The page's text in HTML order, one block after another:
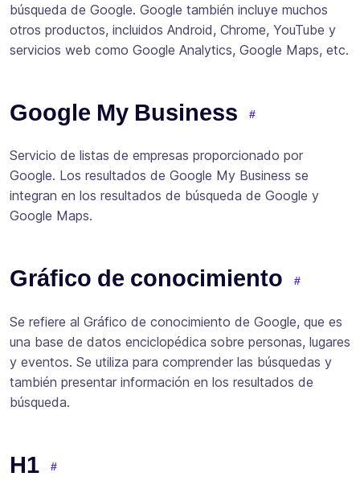
búsqueda de Google. Google también incluye muchos
otros productos, incluidos Android, Chrome, YouTube y
servicios web como Google Analytics, Google Maps, etc.
Google My Business
Servicio de listas de empresas proporcionado por
Google. Los resultados de Google My Business se
integran en los resultados de búsqueda de Google y
Google Maps.
Gráfico de conocimiento
Se refiere al Gráfico de conocimiento de Google, que es
una base de datos enciclopédica sobre personas, lugares
y eventos. Se utiliza para comprender las búsquedas y
también presentar información en los resultados de
búsqueda.
H1